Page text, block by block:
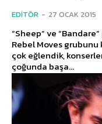
EDITÖR - 27 OCAK 2015
“Sheep” ve
Rebel Moves
çok eğlendik,
çoğunda başa...